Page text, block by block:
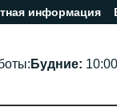
информация
Будние: